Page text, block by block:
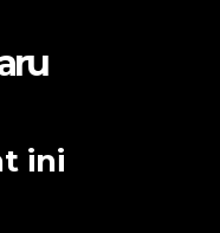
ini